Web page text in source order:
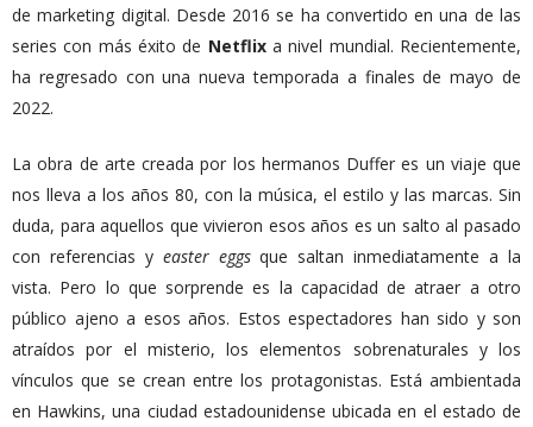
de marketing digital. Desde 2016 se ha convertido en una de las
series con más éxito de Netflixa nivel mundial. Recientemente,
ha regresado con una nueva temporada a finales de mayo de
2022.
La obra de arte creada por los hermanos Duffer es un viaje que
nos lleva a los años 80, con la música, el estilo y las marcas. Sin
duda, para aquellos que vivieron esos años es un salto al pasado
con referencias y easter eggsque saltan inmediatamente a la
vista. Pero lo que sorprende es la capacidad de atraer a otro
público ajeno a esos años. Estos espectadores han sido y son
atraídos por el misterio, los elementos sobrenaturales y los
vínculos que se crean entre los protagonistas. Está ambientada
en Hawkins, una ciudad estadounidense ubicada en el estado de